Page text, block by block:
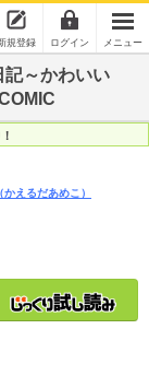
規登録 ログイン メニュー
記～かわいい
（かえるだあめこ）